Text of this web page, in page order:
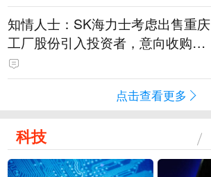
知情人士：SK海力士考虑出售重庆
工厂股份引入投资者，意向收购方
可能包括中国本土基金及产业资本
点击查看更多
科技